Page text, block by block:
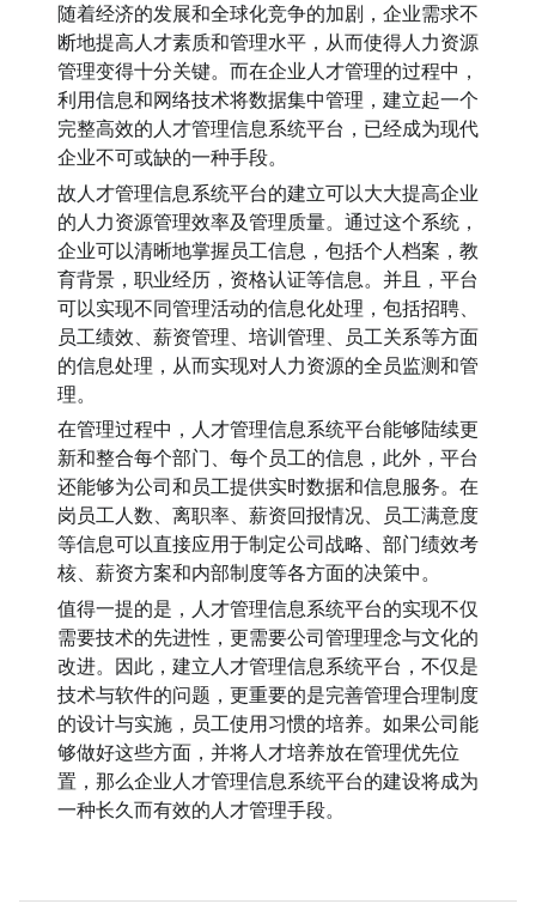
随着经济的发展和全球化竞争的加剧，企业需求不
断地提高人才素质和管理水平，从而使得人力资源
管理变得十分关键。而在企业人才管理的过程中，
利用信息和网络技术将数据集中管理，建立起一个
完整高效的人才管理信息系统平台，已经成为现代
企业不可或缺的一种手段。
故人才管理信息系统平台的建立可以大大提高企业
的人力资源管理效率及管理质量。通过这个系统，
企业可以清晰地掌握员工信息，包括个人档案，教
育背景，职业经历，资格认证等信息。并且，平台
可以实现不同管理活动的信息化处理，包括招聘、
员工绩效、薪资管理、培训管理、员工关系等方面
的信息处理，从而实现对人力资源的全员监测和管
理。
在管理过程中，人才管理信息系统平台能够陆续更
新和整合每个部门、每个员工的信息，此外，平台
还能够为公司和员工提供实时数据和信息服务。在
岗员工人数、离职率、薪资回报情况、员工满意度
等信息可以直接应用于制定公司战略、部门绩效考
核、薪资方案和内部制度等各方面的决策中。
值得一提的是，人才管理信息系统平台的实现不仅
需要技术的先进性，更需要公司管理理念与文化的
改进。因此，建立人才管理信息系统平台，不仅是
技术与软件的问题，更重要的是完善管理合理制度
的设计与实施，员工使用习惯的培养。如果公司能
够做好这些方面，并将人才培养放在管理优先位
置，那么企业人才管理信息系统平台的建设将成为
一种长久而有效的人才管理手段。